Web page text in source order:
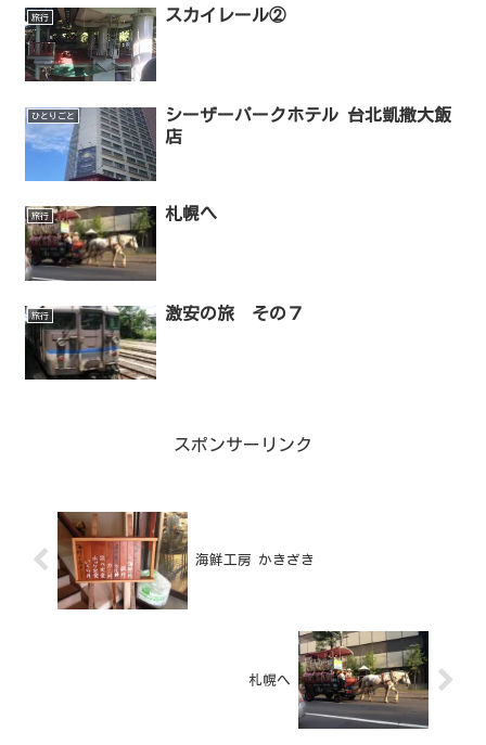
旅行 スカイレール②
ひとりごと
シーザーパークホテル 台北凱撒大飯
店
旅行 札幌へ
旅行 激安の旅 その７
スポンサーリンク
海鮮工房 かきざき
札幌へ